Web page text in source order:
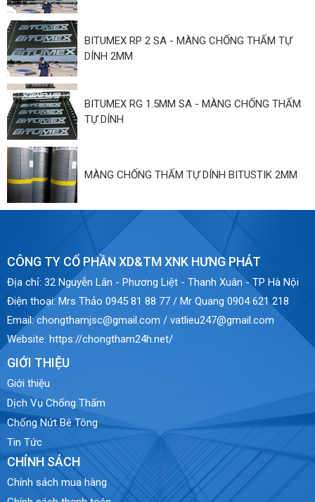
BITUMEX RP 2 SA - MÀNG CHỐNG THẤM TỰ
DÍNH 2MM
BITUMEX RG 1.5MM SA - MÀNG CHỐNG THẤM
TỰ DÍNH
MÀNG CHỐNG THẤM TỰ DÍNH BITUSTIK 2MM
CÔNG TY CỔ PHẦN XD&TM XNK HƯNG PHÁT
Địa chỉ: 32 Nguyễn Lân - Phương Liệt - Thanh Xuân - TP Hà Nội
Điện thoại: Mrs Thảo 0945 81 88 77 / Mr Quang 0904 621 218
Email:chongthamjsc@gmail.com / vatlieu247@gmail.com
Website: https://chongtham24h.net/
GIỚI THIỆU
Giới thiệu
Dịch Vụ Chống Thấm
Chống Nứt Bê Tông
Tin Tức
CHÍNH SÁCH
Chính sách mua hàng